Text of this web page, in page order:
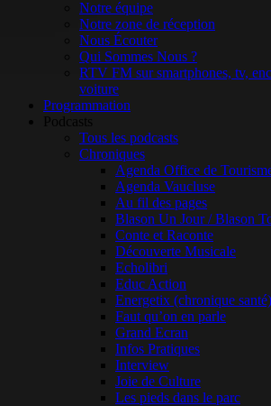
Notre équipe
Notre zone de réception
Nous Écouter
Qui Sommes Nous ?
RTV FM sur smartphones, tv,
voiture
Programmation
Podcasts
Tous les podcasts
Chroniques
Agenda Office de
Agenda Vaucluse
Au fil des pages
Blason Un Jour / Blason
Conte et Raconte
Découverte Musicale
Echolibri
Educ Action
Energetix (chronique santé)
Faut qu’on en parle
Grand Ecran
Infos Pratiques
Interview
Joie de Culture
Les pieds dans le parc